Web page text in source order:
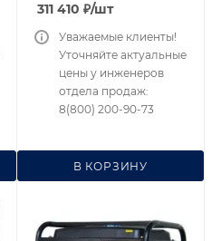
311 410 ₽/шт
В КОРЗИНУ
Уважаемые клиенты!
Уточняйте актуальные
цены у инженеров
отдела продаж:
8(800) 200-90-73